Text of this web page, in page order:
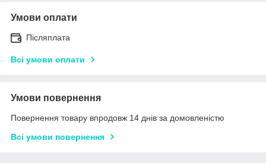
Умови оплати
Післяплата
Всі умови оплати
Умови повернення
Повернення товару впродовж 14 днів за домовленістю
Всі умови повернення